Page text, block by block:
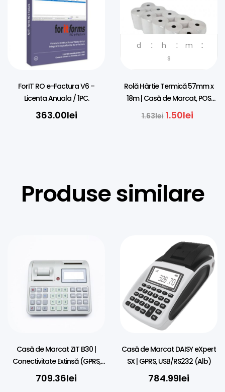
ForIT RO e-Factura V6 –
Licenta Anuala / 1PC.
363.00lei
d h
m
s
Rolă Hârtie Termică 57mm x
18m | Casă de Marcat, POS
Bancar
1.63lei 1.50lei
Produse similare
Casă de Marcat ZIT B30 |
Conectivitate Extinsă (GPRS,
RS232, USB)
709.36lei
Casă de Marcat DAISY eXpert
SX | GPRS, USB/RS232 (Alb)
784.99lei